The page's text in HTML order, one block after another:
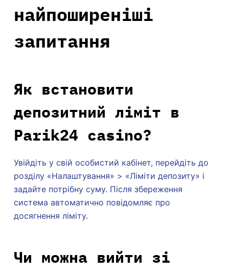
найпоширеніші
запитання
Як встановити
депозитний ліміт в
Parik24 casino?
Увійдіть у свій особистий кабінет, перейдіть до
розділу «Налаштування» > «Ліміти депозиту» і
задайте потрібну суму. Після збереження
система автоматично повідомляє про
досягнення ліміту.
Чи можна вийти зі